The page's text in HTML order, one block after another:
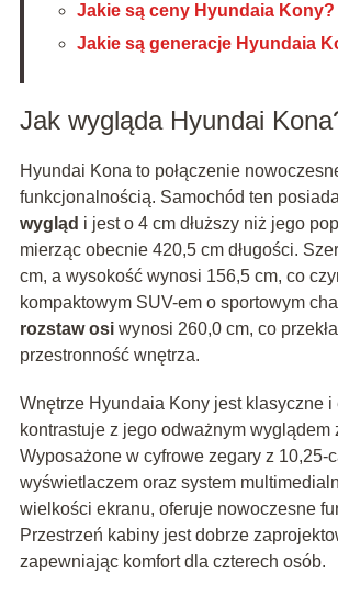
Jakie są ceny Hyundaia Kony?
Jakie są generacje Hyundaia
Jak wygląda Hyundai
Hyundai Kona to połączenie
funkcjonalnością. Samochód ten posiada
wygląd i jest o 4 cm dłuższy niż jego
mierząc obecnie 420,5 cm długości.
cm, a wysokość wynosi 156,5 cm, co
kompaktowym SUV-em o sportowym
rozstaw osiwynosi 260,0 cm, co
przestronność wnętrza.
Wnętrze Hyundaia Kony jest klasyczne
kontrastuje z jego odważnym wyglądem
Wyposażone w cyfrowe zegary z 10,25-
wyświetlaczem oraz system
wielkości ekranu, oferuje nowoczesne
Przestrzeń kabiny jest dobrze
zapewniając komfort dla czterech osób.